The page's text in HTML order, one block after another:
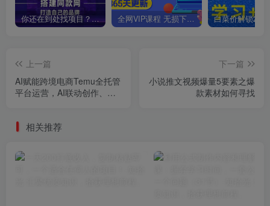
你还在到处找项目？还在当韭菜？我靠卖项目一个月收入5万+，曾经我也是个失败者。 全网VIP课程 无损下载~
上一篇
AI赋能跨境电商Temu全托管
平台运营，AI联动创作、批
下一篇
小说推文视频爆量5要素之爆
款素材如何寻找
相关推荐